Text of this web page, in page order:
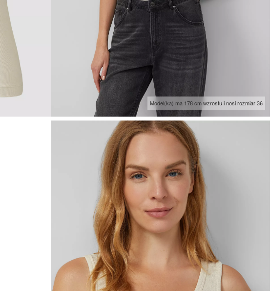
Model(ka) ma 178 cm wzrostu i nosi rozmiar 36